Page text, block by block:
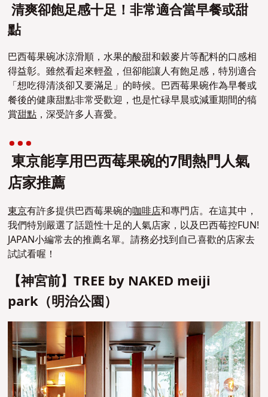
清爽卻飽足感十足！非常適合當早餐或甜
點
巴西莓果碗冰涼滑順，水果的酸甜和穀麥片等配料的口感相
得益彰。雖然看起來輕盈，但卻能讓人有飽足感，特別適合
「想吃得清淡卻又要滿足」的時候。巴西莓果碗作為早餐或
餐後的健康甜點非常受歡迎，也是忙碌早晨或減重期間的犒
賞甜點，深受許多人喜愛。
東京能享用巴西莓果碗的7間熱門人氣
店家推薦
東京有許多提供巴西莓果碗的咖啡店和專門店。在這其中，
我們特別嚴選了話題性十足的人氣店家，以及巴西莓控FUN!
JAPAN小編常去的推薦名單。請務必找到自己喜歡的店家去
試試看喔！
【神宮前】TREE by NAKED meiji
park（明治公園）